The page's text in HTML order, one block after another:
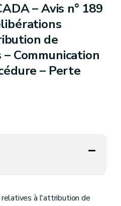
– Avis n° 189
de
Communication
– Perte
à l'attribution de